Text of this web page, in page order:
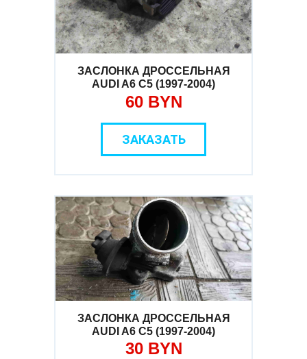
ЗАСЛОНКА ДРОССЕЛЬНАЯ
AUDI A6 C5 (1997-2004)
60 BYN
ЗАКАЗАТЬ
ЗАСЛОНКА ДРОССЕЛЬНАЯ
AUDI A6 C5 (1997-2004)
30 BYN